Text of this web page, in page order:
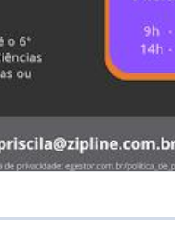
transferência